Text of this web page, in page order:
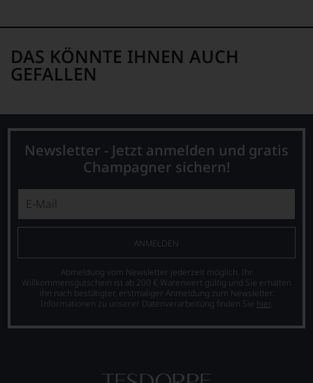
DAS KÖNNTE IHNEN AUCH
GEFALLEN
Newsletter - Jetzt anmelden und gratis
Champagner sichern!
ANMELDEN
Abmeldung vom Newsletter jederzeit möglich. Ihr
Willkommensgutschein ist ab 200 € Warenwert gültig und Sie erhalten
ihn nach bestätigter, erstmaliger Anmeldung zum Newsletter.
Informationen zu unserer Datenverarbeitung finden Sie hier.